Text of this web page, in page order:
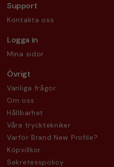
Support
Kontakta oss
Logga in
Mina sidor
Övrigt
Vanliga frågor
Om oss
Hållbarhet
Våra trycktekniker
Varför Brand New Profile?
Köpvillkor
Sekretesspolicy